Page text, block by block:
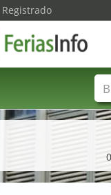
Registrado